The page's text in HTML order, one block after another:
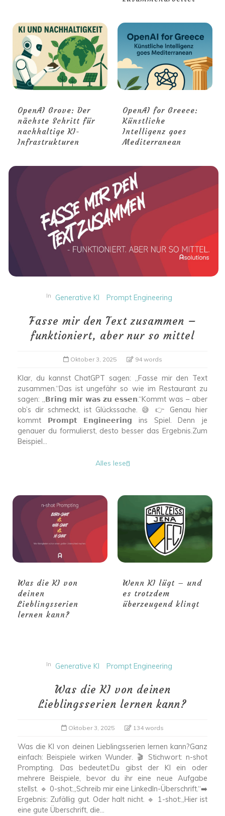
OpenAI Grove: Der
nächste Schritt für
nachhaltige KI-
Infrastrukturen
OpenAI for Greece:
Künstliche
Intelligenz goes
Mediterranean
In Generative KI Prompt Engineering
Fasse mir den Text zusammen –
funktioniert, aber nur so mittel
Oktober 3, 2025 94 words
Klar, du kannst ChatGPT sagen: „Fasse mir den Text
zusammen.“Das ist ungefähr so wie im Restaurant zu
sagen: „𝗕𝗿𝗶𝗻𝗴 𝗺𝗶𝗿 𝘄𝗮𝘀 𝘇𝘂 𝗲𝘀𝘀𝗲𝗻.“Kommt was – aber
ob’s dir schmeckt, ist Glückssache. 😅 👉 Genau hier
kommt 𝗣𝗿𝗼𝗺𝗽𝘁 𝗘𝗻𝗴𝗶𝗻𝗲𝗲𝗿𝗶𝗻𝗴 ins Spiel. Denn je
genauer du formulierst, desto besser das Ergebnis.Zum
Beispiel...
Alles lesen
Was die KI von
deinen
Lieblingsserien
lernen kann?
Wenn KI lügt – und
es trotzdem
überzeugend klingt
In Generative KI Prompt Engineering
Was die KI von deinen
Lieblingsserien lernen kann?
Oktober 3, 2025 134 words
Was die KI von deinen Lieblingsserien lernen kann?Ganz
einfach: Beispiele wirken Wunder. 🎬 Stichwort: n-shot
Prompting. Das bedeutet:Du gibst der KI ein oder
mehrere Beispiele, bevor du ihr eine neue Aufgabe
stellst. 🔹 0-shot:„Schreib mir eine LinkedIn-Überschrift.“➡️
Ergebnis: Zufällig gut. Oder halt nicht. 🔹 1-shot:„Hier ist
eine gute Überschrift, die...